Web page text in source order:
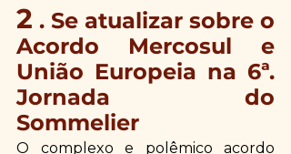
2 . Se atualizar sobre o
Acordo Mercosul e
União Europeia na 6ª.
Jornada do
Sommelier
O complexo e polêmico acordo